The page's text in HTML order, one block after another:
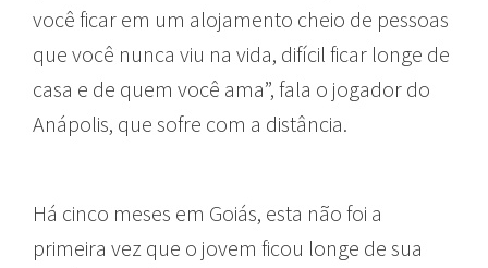
você ficar em um alojamento cheio de pessoas
que você nunca viu na vida, difícil ficar longe de
casa e de quem você ama”, fala o jogador do
Anápolis, que sofre com a distância.
Há cinco meses em Goiás, esta não foi a
primeira vez que o jovem ficou longe de sua